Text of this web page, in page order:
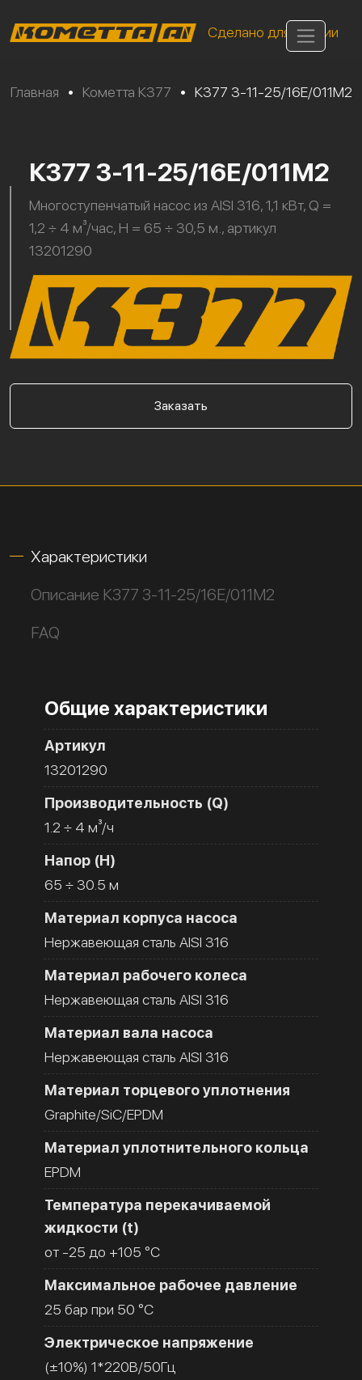
Сделано для России
Главная • Кометта К377 • К377 3-11-25/16Е/011М2
К377 3-11-25/16Е/011М2
Многоступенчатый насос из AISI 316, 1,1 кВт, Q =
1,2 ÷ 4 м³/час, H = 65 ÷ 30,5 м., артикул
13201290
Заказать
Характеристики
Описание К377 3-11-25/16Е/011М2
FAQ
Общие характеристики
Артикул
13201290
Производительность (Q)
1.2 ÷ 4 м³/ч
Напор (H)
65 ÷ 30.5 м
Материал корпуса насоса
Нержавеющая сталь AISI 316
Материал рабочего колеса
Нержавеющая сталь AISI 316
Материал вала насоса
Нержавеющая сталь AISI 316
Материал торцевого уплотнения
Graphite/SiC/EPDM
Материал уплотнительного кольца
EPDM
Температура перекачиваемой
жидкости (t)
от -25 до +105 °C
Максимальное рабочее давление
25 бар при 50 °C
Электрическое напряжение
(±10%) 1*220В/50Гц